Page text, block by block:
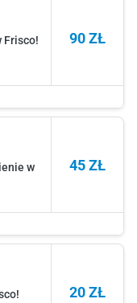
90 ZŁ
Frisco!
45 ZŁ
w
20 ZŁ